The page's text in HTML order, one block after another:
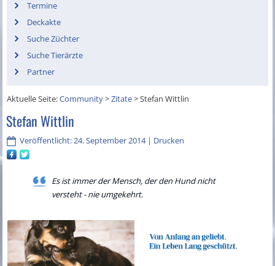
Termine
Deckakte
Suche Züchter
Suche Tierärzte
Partner
Aktuelle Seite:Community>Zitate>Stefan Wittlin
Stefan Wittlin
Veröffentlicht: 24. September 2014| Drucken
Es ist immer der Mensch, der den Hund nicht
versteht - nie umgekehrt.